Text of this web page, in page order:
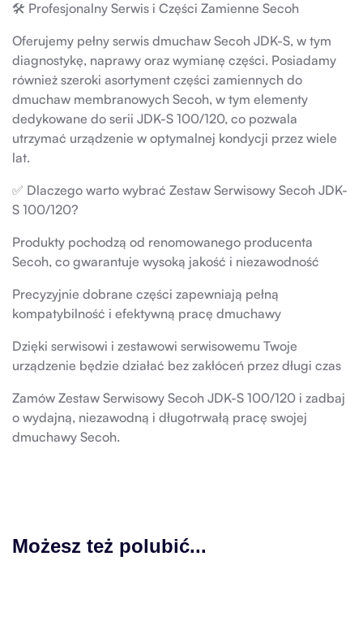
🛠 Profesjonalny Serwis i Części Zamienne Secoh
Oferujemy pełny serwis dmuchaw Secoh JDK-S, w tym
diagnostykę, naprawy oraz wymianę części. Posiadamy
również szeroki asortyment części zamiennych do
dmuchaw membranowych Secoh, w tym elementy
dedykowane do serii JDK-S 100/120, co pozwala
utrzymać urządzenie w optymalnej kondycji przez wiele
lat.
✅ Dlaczego warto wybrać Zestaw Serwisowy Secoh JDK-
S 100/120?
Produkty pochodzą od renomowanego producenta
Secoh, co gwarantuje wysoką jakość i niezawodność
Precyzyjnie dobrane części zapewniają pełną
kompatybilność i efektywną pracę dmuchawy
Dzięki serwisowi i zestawowi serwisowemu Twoje
urządzenie będzie działać bez zakłóceń przez długi czas
Zamów Zestaw Serwisowy Secoh JDK-S 100/120 i zadbaj
o wydajną, niezawodną i długotrwałą pracę swojej
dmuchawy Secoh.
Możesz też polubić...